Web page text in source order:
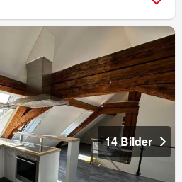
14 Bilder